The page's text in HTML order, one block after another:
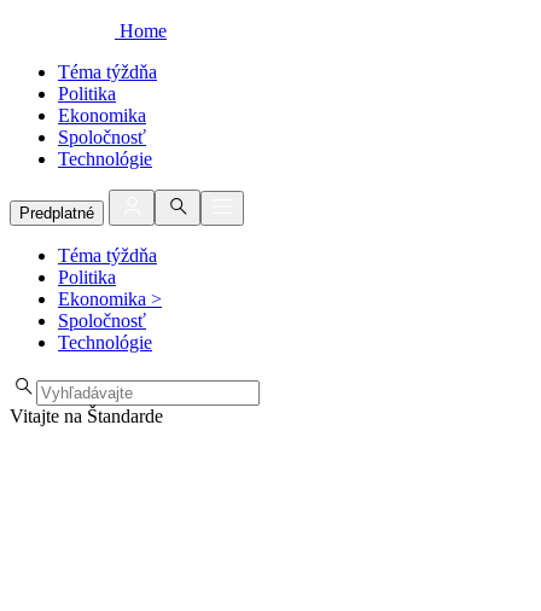
Home
Téma týždňa
Politika
Ekonomika
Spoločnosť
Technológie
Predplatné
Téma týždňa
Politika
Ekonomika >
Spoločnosť
Technológie
Vitajte na Štandarde